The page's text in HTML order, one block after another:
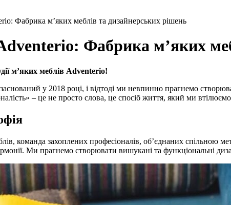
Фабрика м’яких меблів та дизайнерських рішень
Фабрика м’яких
м’яких меблів Adventerio!
у 2018 році, і відтоді ми невпинно прагнемо
– це не просто слова, це спосіб життя, який ми
команда захоплених професіоналів, об’єднаних спільною
Ми прагнемо створювати вишукані та функціональні